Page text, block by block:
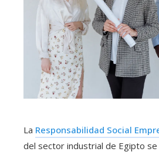
La Responsabilidad Social
del sector industrial de Egipto